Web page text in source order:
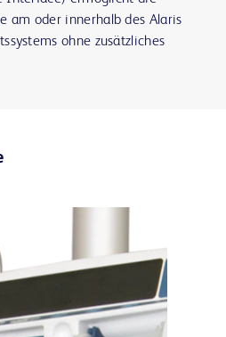
am oder innerhalb des Alaris
ohne zusätzliches